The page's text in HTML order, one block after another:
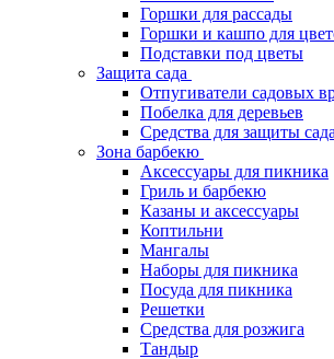
Горшки для рассады
Горшки и кашпо для
Подставки под цветы
Защита сада
Отпугиватели садовых
Побелка для деревьев
Средства для защиты
Зона барбекю
Аксессуары для пикника
Гриль и барбекю
Казаны и аксессуары
Коптильни
Мангалы
Наборы для пикника
Посуда для пикника
Решетки
Средства для розжига
Тандыр